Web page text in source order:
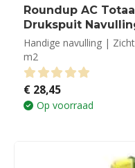
Roundup AC
Drukspuit
Handige navulling |
m2
0 out of 5
€ 28,45
Op voorraad